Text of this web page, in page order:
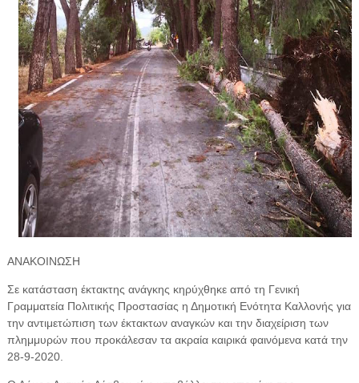
ΑΝΑΚΟΙΝΩΣΗ
Σε κατάσταση έκτακτης ανάγκης κηρύχθηκε από τη Γενική
Γραμματεία Πολιτικής Προστασίας η Δημοτική Ενότητα Καλλονής για
την αντιμετώπιση των έκτακτων αναγκών και την διαχείριση των
πλημμυρών που προκάλεσαν τα ακραία καιρικά φαινόμενα κατά την
28-9-2020.